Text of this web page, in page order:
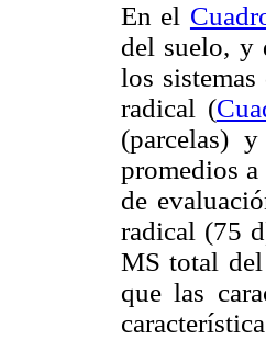
En el
del suelo, y
los
radical (
(parcelas)
promedios
de
radical (75
MS total
que las